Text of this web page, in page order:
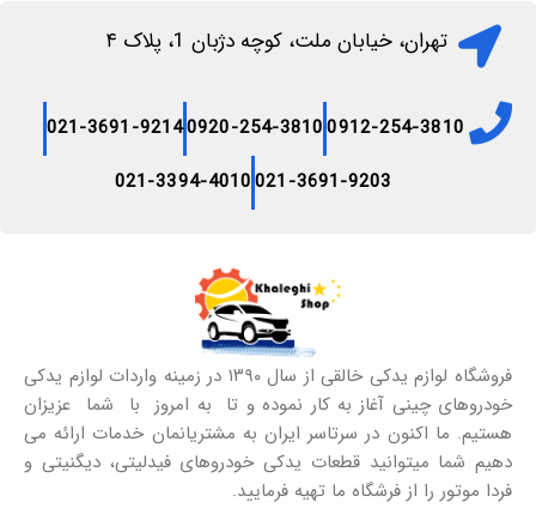
تهران، خیابان ملت، کوچه دژبان 1، پلاک ۴
0912-254-3810
0920-254-3810
021-3691-9214
021-3691-9203
021-3394-4010
فروشگاه لوازم یدکی خالقی از سال ۱۳۹۰ در زمینه واردات لوازم یدکی
خودروهای چینی آغاز به کار نموده و تا به امروز با شما عزیزان
هستیم. ما اکنون در سرتاسر ایران به مشتریانمان خدمات ارائه می
دهیم شما میتوانید قطعات یدکی خودروهای فیدلیتی، دیگنیتی و
فردا موتور را از فرشگاه ما تهیه فرمایید.